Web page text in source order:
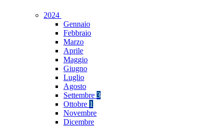
2024
Gennaio
Febbraio
Marzo
Aprile
Maggio
Giugno
Luglio
Agosto
Settembre 3
Ottobre 1
Novembre
Dicembre